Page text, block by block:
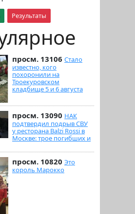
Результаты
просм. 13106 Стало
известно, кого
похоронили на
Троекуровском
кладбище 5 и 6 августа
просм. 13090 НАК
подтвердил подрыв СВУ
у ресторана Balzi Rossi в
Москве: трое погибших и
просм. 10820 Это
король Марокко